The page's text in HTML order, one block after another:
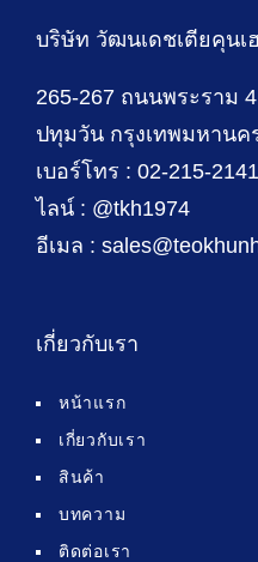
บริษัท วัฒนเดชเตียคุนเ
265-267 ถนนพระราม
ปทุมวัน กรุงเทพมหานค
เบอร์โทร : 02-215-2141
ไลน์ : @tkh1974
อีเมล :
เกี่ยวกับเรา
หน้าแรก
เกี่ยวกับเรา
สินค้า
บทความ
ติดต่อเรา